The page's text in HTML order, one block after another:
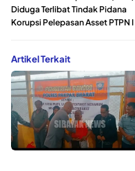
Diduga Terlibat Tindak Pidana
Korupsi Pelepasan Asset PTPN I
Artikel Terkait